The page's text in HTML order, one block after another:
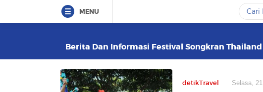
MENU
Berita Dan Informasi Festival Songkran
detikTravel Selasa,